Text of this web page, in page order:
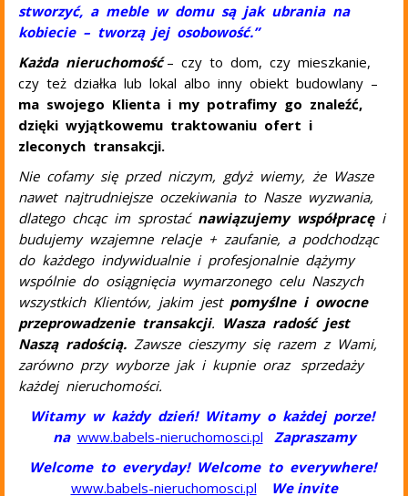
stworzyć, a meble w domu są jak ubrania na
kobiecie – tworzą jej osobowość.”
Każda nieruchomość– czy to dom, czy mieszkanie,
czy też działka lub lokal albo inny obiekt budowlany –
ma swojego Klienta i my potrafimy go znaleźć,
dzięki wyjątkowemu traktowaniu ofert i
zleconych transakcji.
Nie cofamy się przed niczym, gdyż wiemy, że Wasze
nawet najtrudniejsze oczekiwania to Nasze wyzwania,
dlatego chcąc im sprostać nawiązujemy współpracę i
budujemy wzajemne relacje + zaufanie, a podchodząc
do każdego indywidualnie i profesjonalnie dążymy
wspólnie do osiągnięcia wymarzonego celu Naszych
wszystkich Klientów, jakim jest pomyślne i owocne
przeprowadzenie transakcji. Wasza radość jest
Naszą radością. Zawsze cieszymy się razem z Wami,
zarówno przy wyborze jak i kupnie oraz sprzedaży
każdej nieruchomości.
Witamy w każdy dzień! Witamy o każdej porze!
na www.babels-nieruchomosci.pl Zapraszamy
Welcome to everyday! Welcome to everywhere!
www.babels-nieruchomosci.pl We invite